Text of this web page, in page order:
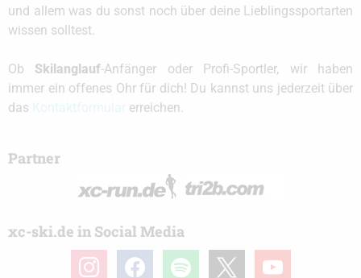
und allem was du sonst noch über deine Lieblingssportarten
wissen solltest.
Ob Skilanglauf-Anfänger oder Profi-Sportler, wir haben
immer ein offenes Ohr für dich! Du kannst uns jederzeit über
das
erreichen.
Partner
xc-ski.de in Social Media
instagramfacebook spotify youtube